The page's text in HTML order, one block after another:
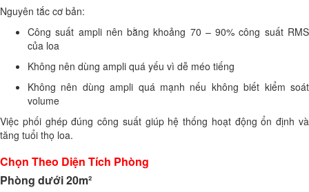
Nguyên tắc cơ bản:
Công suất ampli nên bằng khoảng 70 – 90% công suất RMS
của loa
Không nên dùng ampli quá yếu vì dễ méo tiếng
Không nên dùng ampli quá mạnh nếu không biết kiểm soát
volume
Việc phối ghép đúng công suất giúp hệ thống hoạt động ổn định và
tăng tuổi thọ loa.
Chọn Theo Diện Tích Phòng
Phòng dưới 20m²